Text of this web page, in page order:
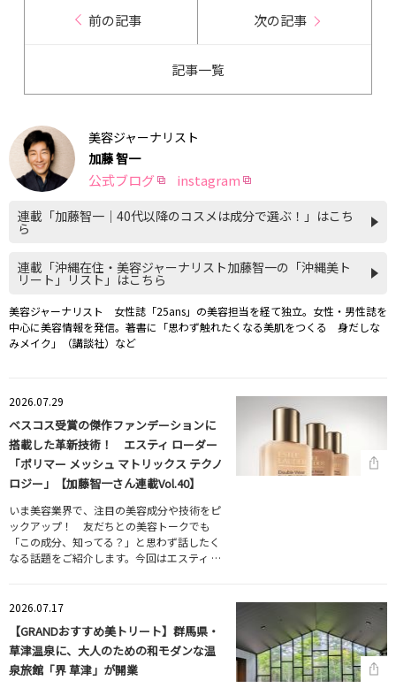
前の記事 次の記事
記事一覧
美容ジャーナリスト
加藤 智一
公式ブログ instagram
連載「加藤智一｜40代以降のコスメは成分で選ぶ！」はこち
ら
連載「沖縄在住・美容ジャーナリスト加藤智一の「沖縄美ト
リート」リスト」はこちら
美容ジャーナリスト 女性誌「25ans」の美容担当を経て独立。女性・男性誌を
中心に美容情報を発信。著書に「思わず触れたくなる美肌をつくる 身だしな
みメイク」（講談社）など
2026.07.29
ベスコス受賞の傑作ファンデーションに
搭載した革新技術！ エスティ ローダー
「ポリマー メッシュ マトリックス テクノ
ロジー」【加藤智一さん連載Vol.40】
いま美容業界で、注目の美容成分や技術をピ
ックアップ！ 友だちとの美容トークでも
「この成分、知ってる？」と思わず話したく
なる話題をご紹介します。今回はエスティ …
2026.07.17
【GRANDおすすめ美トリート】群馬県・
草津温泉に、大人のための和モダンな温
泉旅館「界 草津」が開業